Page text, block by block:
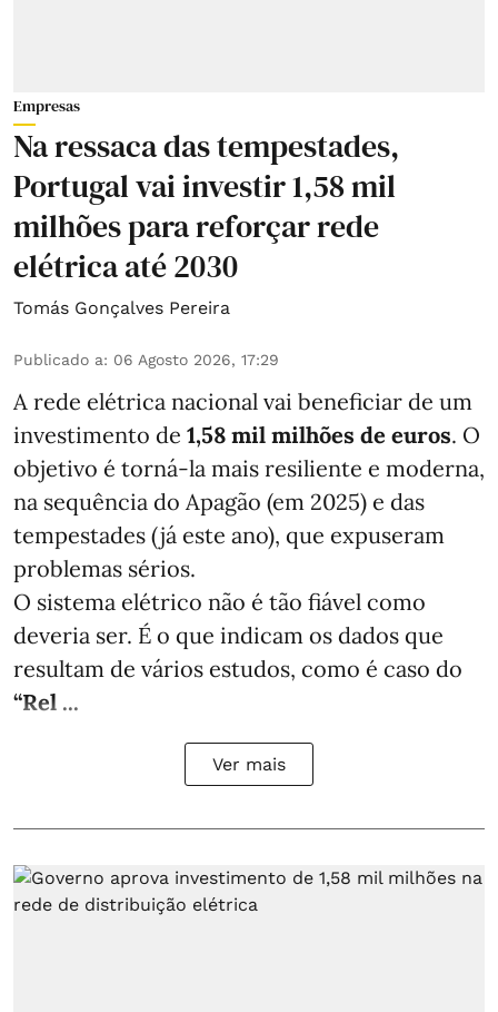
Empresas
Na ressaca das tempestades,
Portugal vai investir 1,58 mil
milhões para reforçar rede
elétrica até 2030
Tomás Gonçalves Pereira
Publicado a: 06 Agosto 2026, 17:29
A rede elétrica nacional vai beneficiar de um
investimento de 1,58 mil milhões de euros. O
objetivo é torná-la mais resiliente e moderna,
na sequência do Apagão (em 2025) e das
tempestades (já este ano), que expuseram
problemas sérios.
O sistema elétrico não é tão fiável como
deveria ser. É o que indicam os dados que
resultam de vários estudos, como é caso do
“Rel ...
Ver mais